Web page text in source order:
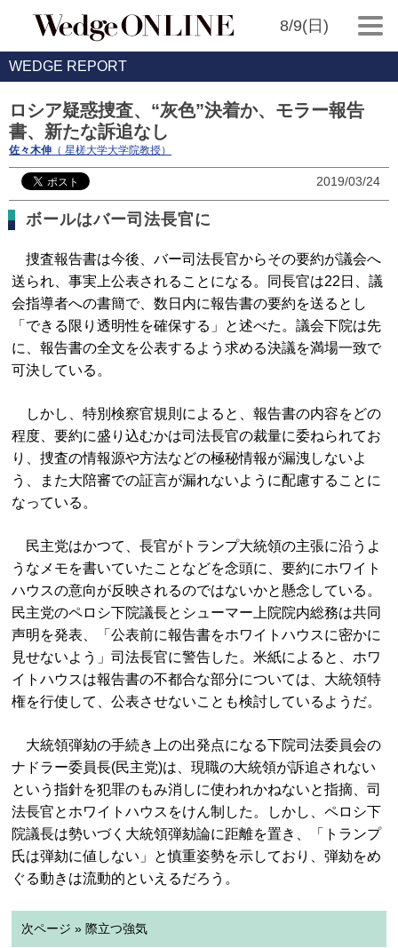
8/9(日)
WEDGE REPORT
ロシア疑惑捜査、“灰色”決着か、モラー報告
書、新たな訴追なし
佐々木伸 （ 星槎大学大学院教授）
2019/03/24
ボールはバー司法長官に
捜査報告書は今後、バー司法長官からその要約が議会へ
送られ、事実上公表されることになる。同長官は22日、議
会指導者への書簡で、数日内に報告書の要約を送るとし
「できる限り透明性を確保する」と述べた。議会下院は先
に、報告書の全文を公表するよう求める決議を満場一致で
可決している。
しかし、特別検察官規則によると、報告書の内容をどの
程度、要約に盛り込むかは司法長官の裁量に委ねられてお
り、捜査の情報源や方法などの極秘情報が漏洩しないよ
う、また大陪審での証言が漏れないように配慮することに
なっている。
民主党はかつて、長官がトランプ大統領の主張に沿うよ
うなメモを書いていたことなどを念頭に、要約にホワイト
ハウスの意向が反映されるのではないかと懸念している。
民主党のペロシ下院議長とシューマー上院院内総務は共同
声明を発表、「公表前に報告書をホワイトハウスに密かに
見せないよう」司法長官に警告した。米紙によると、ホワ
イトハウスは報告書の不都合な部分については、大統領特
権を行使して、公表させないことも検討しているようだ。
大統領弾劾の手続き上の出発点になる下院司法委員会の
ナドラー委員長(民主党)は、現職の大統領が訴追されない
という指針を犯罪のもみ消しに使われかねないと指摘、司
法長官とホワイトハウスをけん制した。しかし、ペロシ下
院議長は勢いづく大統領弾劾論に距離を置き、「トランプ
氏は弾劾に値しない」と慎重姿勢を示しており、弾劾をめ
ぐる動きは流動的といえるだろう。
次ページ » 際立つ強気